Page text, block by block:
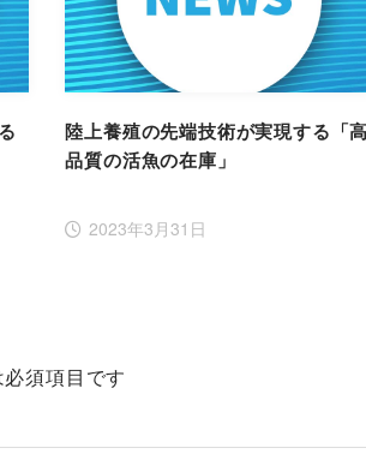
陸上養殖の先端技術が実現する「
品質の活魚の在庫」
2023年3月31日
須項目です